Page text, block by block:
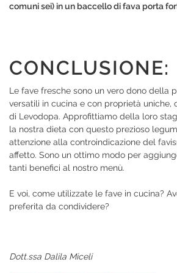
comuni sei) in un baccello di fava porta
CONCLUSIONE:
Le fave fresche sono un vero dono della
versatili in cucina e con proprietà uniche,
di Levodopa. Approfittiamo della loro
la nostra dieta con questo prezioso
attenzione alla controindicazione del
affetto. Sono un ottimo modo per
tanti benefici al nostro menù.
E voi, come utilizzate le fave in cucina?
preferita da condividere?
Dott.ssa Dalila Miceli